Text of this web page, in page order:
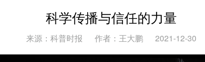
科学传播与信任的力量
来源：科普时报 作者：王大鹏 2021-12-30